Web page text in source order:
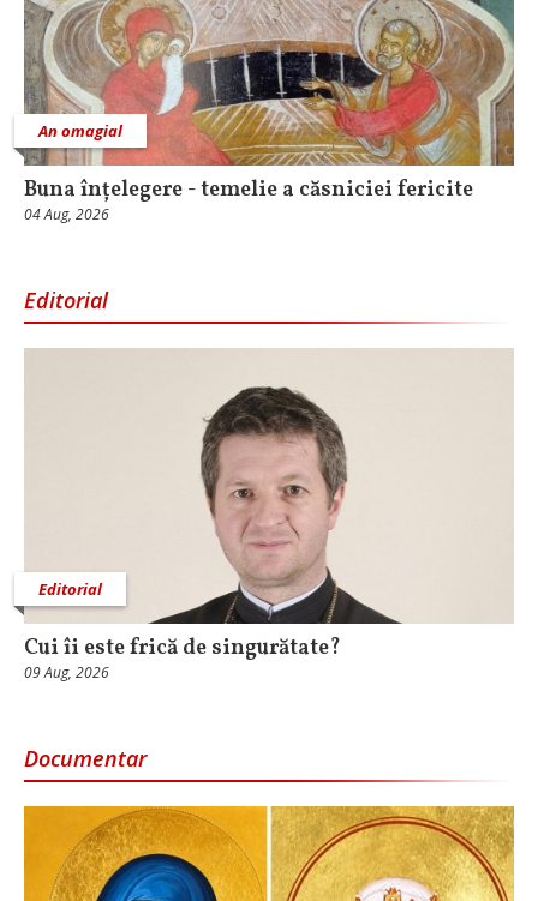
An omagial
Buna înțelegere - temelie a căsniciei fericite
04 Aug, 2026
Editorial
Editorial
Cui îi este frică de singurătate?
09 Aug, 2026
Documentar